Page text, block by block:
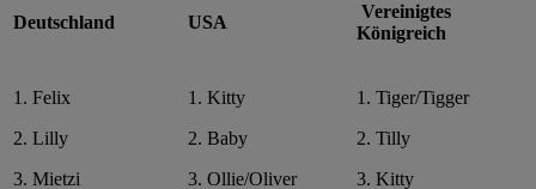
Deutschland USA
Vereinigtes
Königreich
1. Felix
2. Lilly
3. Mietzi
1. Kitty
2. Baby
3. Ollie/Oliver
1. Tiger/Tigger
2. Tilly
3. Kitty